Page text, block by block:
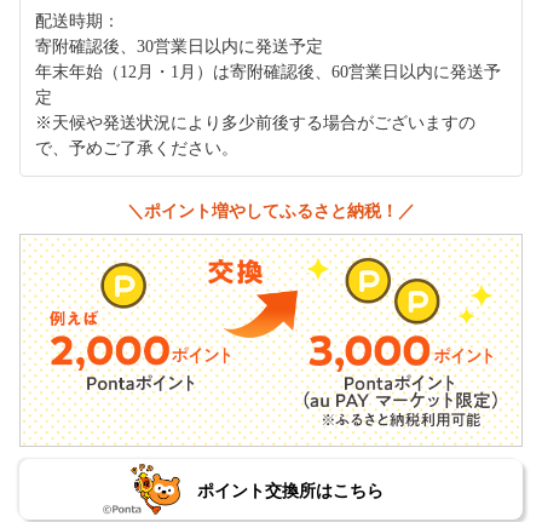
配送時期：
寄附確認後、30営業日以内に発送予定
年末年始（12月・1月）は寄附確認後、60営業日以内に発送予
定
※天候や発送状況により多少前後する場合がございますの
で、予めご了承ください。
＼ポイント増やしてふるさと納税！／
ポイント交換所はこちら